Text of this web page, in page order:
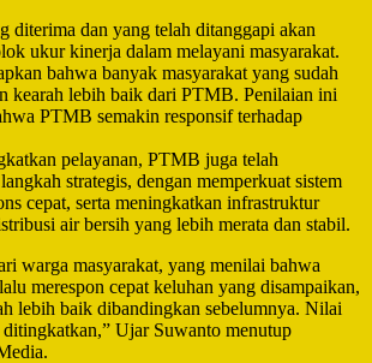
diterima dan yang telah ditanggapi akan
ukur kinerja dalam melayani masyarakat.
bahwa banyak masyarakat yang sudah
kearah lebih baik dari PTMB. Penilaian ini
PTMB semakin responsif terhadap
pelayanan, PTMB juga telah
strategis, dengan memperkuat sistem
cepat, serta meningkatkan infrastruktur
air bersih yang lebih merata dan stabil.
warga masyarakat, yang menilai bahwa
merespon cepat keluhan yang disampaikan,
lebih baik dibandingkan sebelumnya. Nilai
Ujar Suwanto menutup